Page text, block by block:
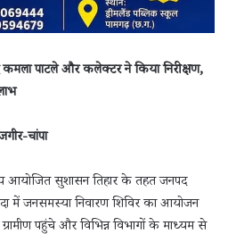
पाटले और कलेक्टर ने किया निरीक्षण,
चांपा
आयोजित सुशासन तिहार के तहत जनपद
में जनसमस्या निवारण शिविर का आयोजन
पहुंचे और विभिन्न विभागों के माध्यम से